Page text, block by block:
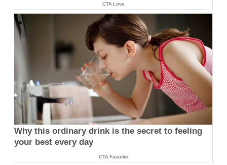
CTA Love
Why this ordinary drink is the secret to feeling
your best every day
CTA Favorite